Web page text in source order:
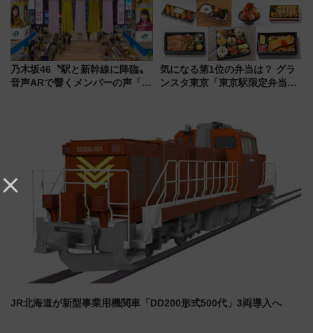
乃木坂46〝駅と新幹線に降臨〟
音声ARで響くメンバーの声「真
気になる第1位の弁当は？ グラ
ンスタ東京「東京駅限定弁当
JR北海道が新型事業用機関車「DD200形式500代」3両導入へ